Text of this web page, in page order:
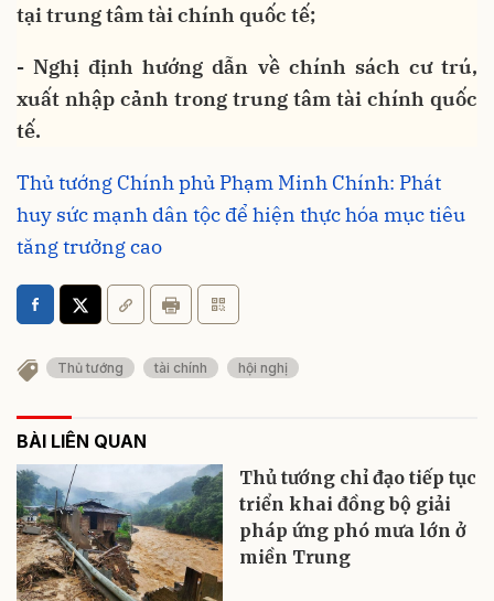
tại trung tâm tài chính quốc tế;
- Nghị định hướng dẫn về chính sách cư trú,
xuất nhập cảnh trong trung tâm tài chính quốc
tế.
Thủ tướng Chính phủ Phạm Minh Chính: Phát
huy sức mạnh dân tộc để hiện thực hóa mục tiêu
tăng trưởng cao
Thủ tướng tài chính hội nghị
BÀI LIÊN QUAN
Thủ tướng chỉ đạo tiếp tục
triển khai đồng bộ giải
pháp ứng phó mưa lớn ở
miền Trung